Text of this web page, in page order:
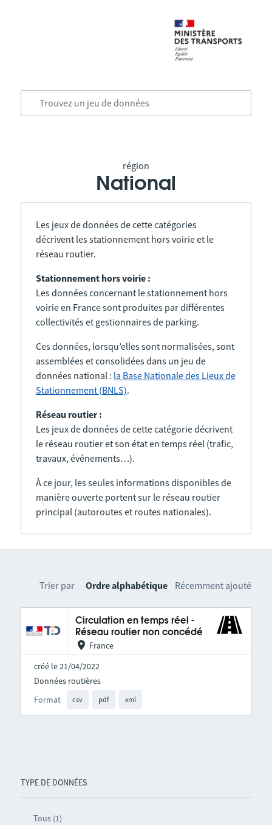
région
National
Les jeux de données de cette catégories
décrivent les stationnement hors voirie et le
réseau routier.
Stationnement hors voirie :
Les données concernant le stationnement hors
voirie en France sont produites par différentes
collectivités et gestionnaires de parking.
Ces données, lorsqu’elles sont normalisées, sont
assemblées et consolidées dans un jeu de
données national : la Base Nationale des Lieux de
Stationnement (BNLS).
Réseau routier :
Les jeux de données de cette catégorie décrivent
le réseau routier et son état en temps réel (trafic,
travaux, événements…).
À ce jour, les seules informations disponibles de
manière ouverte portent sur le réseau routier
principal (autoroutes et routes nationales).
TYPE DE DONNÉES
Tous (1)
Trier par Ordre alphabétique Récemment ajouté
Circulation en temps réel -
Réseau routier non concédé
France
créé le 21/04/2022
Format csv pdf xml
Données routières